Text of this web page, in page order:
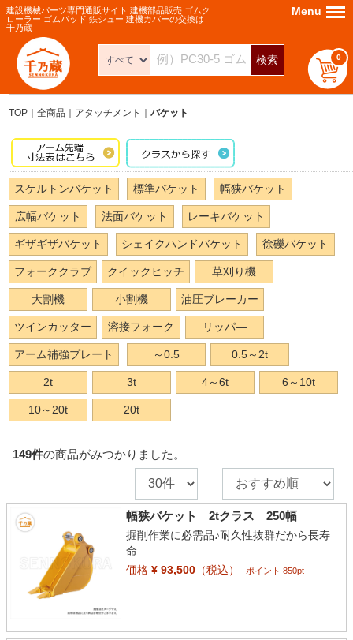
建設機械パーツ専門通販サイト 建機部品販売 ゴムク
ローラー ゴムパッド 鉄シュー 建機カバーの交換は
千乃蔵
検索 0
Menu Menu
TOP 全商品 アタッチメント バケット
スケルトンバケット 標準バケット 幅狭バケット
広幅バケット 法面バケット レーキバケット
ギザギザバケット シェイクハンドバケット 徐礫バケット
フォーククラブ クイックヒッチ 草刈り機
大割機 小割機 油圧ブレーカー
ツインカッター 溶接フォーク リッパ―
アーム補強プレート ～0.5 0.5～2t
2t 3t 4～6t 6～10t
10～20t 20t
149件の商品がみつかりました。
幅狭バケット 2tクラス 250幅
掘削作業に必需品♪耐久性抜群だから長寿
命
価格¥ 93,500（税込） ポイント 850pt